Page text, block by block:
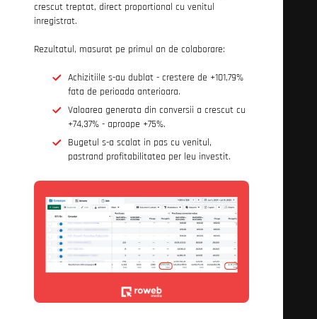
crescut treptat, direct proportional cu venitul
inregistrat.
Rezultatul, masurat pe primul an de colaborare:
Achizitiile s-au dublat - crestere de +101,79%
fata de perioada anterioara.
Valoarea generata din conversii a crescut cu
+74,37% - aproape +75%.
Bugetul s-a scalat in pas cu venitul,
pastrand profitabilitatea per leu investit.